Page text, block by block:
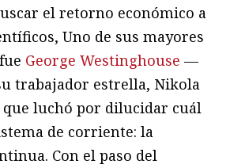
el retorno económico a
Uno de sus mayores
George Westinghouse —
trabajador estrella, Nikola
luchó por dilucidar cuál
de corriente: la
Con el paso del